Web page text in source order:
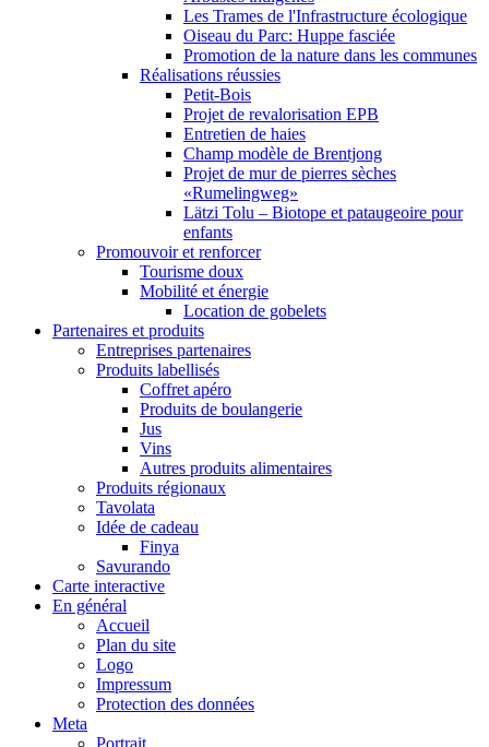
Les Trames de l'Infrastructure écologique
Oiseau du Parc: Huppe fasciée
Promotion de la nature dans les communes
Réalisations réussies
Petit-Bois
Projet de revalorisation EPB
Entretien de haies
Champ modèle de Brentjong
Projet de mur de pierres sèches
«Rumelingweg»
Lätzi Tolu – Biotope et pataugeoire pour
enfants
Promouvoir et renforcer
Tourisme doux
Mobilité et énergie
Location de gobelets
Partenaires et produits
Entreprises partenaires
Produits labellisés
Coffret apéro
Produits de boulangerie
Jus
Vins
Autres produits alimentaires
Produits régionaux
Tavolata
Idée de cadeau
Finya
Savurando
Carte interactive
En général
Accueil
Plan du site
Logo
Impressum
Protection des données
Meta
Portrait